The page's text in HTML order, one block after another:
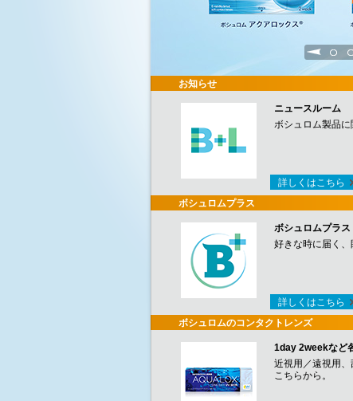
1 2
お知らせ
ニュースルーム
ボシュロム製品に
詳しくはこちら
ボシュロムプラス
ボシュロムプラス
好きな時に届く、
詳しくはこちら
ボシュロムのコンタクトレンズ
1day 2weekなど
近視用／遠視用
こちらから。